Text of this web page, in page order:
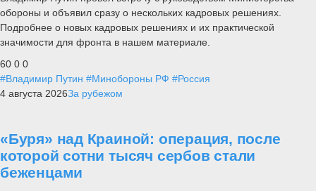
обороны и объявил сразу о нескольких кадровых решениях.
Подробнее о новых кадровых решениях и их практической
значимости для фронта в нашем материале.
60 0 0
#Владимир Путин #Минобороны РФ #Россия
4 августа 2026За рубежом
«Буря» над Краиной: операция, после
которой сотни тысяч сербов стали
беженцами